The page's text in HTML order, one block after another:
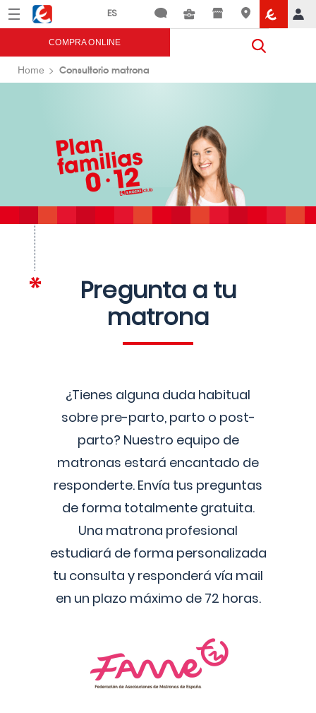
Menú Eroski
COMPRA ONLINE
Home Consultorio matrona
Pregunta a tu
matrona
¿Tienes alguna duda habitual
sobre pre-parto, parto o post-
parto? Nuestro equipo de
matronas estará encantado de
responderte. Envía tus preguntas
de forma totalmente gratuita.
Una matrona profesional
estudiará de forma personalizada
tu consulta y responderá vía mail
en un plazo máximo de 72 horas.